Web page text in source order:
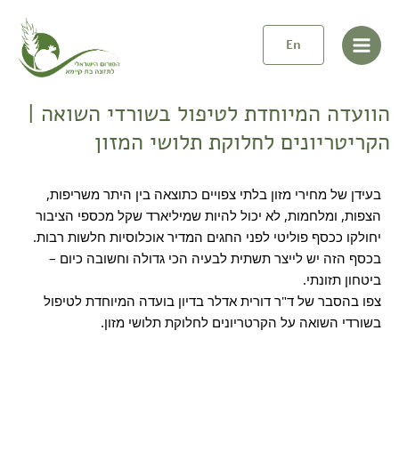
לתוכן
Menu
En
הוועדה המיוחדת לטיפול בשורדי השואה |
הקריטריונים לחלוקת תלושי המזון
בעידן של מחירי מזון בלתי צפויים כתוצאה בין היתר משריפות,
הצפות, ומלחמות, לא יכול להיות שמיליארד שקל מכספי הציבור
יחולקו ככסף פוליטי לפני החגים המדיר אוכלוסיות חלשות רבות.
בכסף הזה יש לייצר תשתית לבעיה הכי גדולה וחשובה כיום –
ביטחון תזונתי.
צפו בהסבר של ד"ר דורית אדלר בדיון בועדה המיוחדת לטיפול
בשורדי השואה על הקרטריונים לחלוקת תלושי מזון.
navigation